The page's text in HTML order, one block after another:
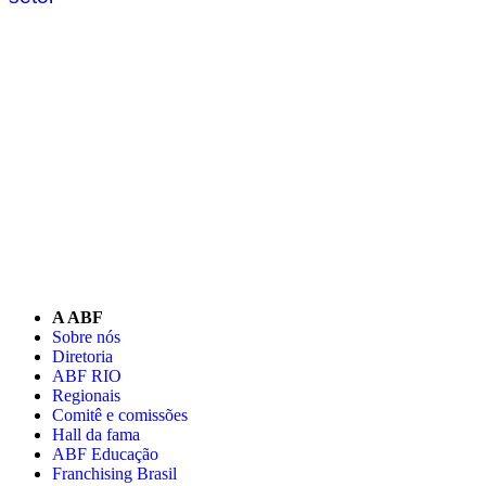
A ABF
Sobre nós
Diretoria
ABF RIO
Regionais
Comitê e comissões
Hall da fama
ABF Educação
Franchising Brasil